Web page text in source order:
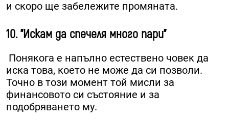
и скоро ще забележите промяната.
10. "Искам да спечеля много пари"
Понякога е напълно естествено човек да
иска това, което не може да си позволи.
Точно в този момент той мисли за
финансовото си състояние и за
подобряването му.